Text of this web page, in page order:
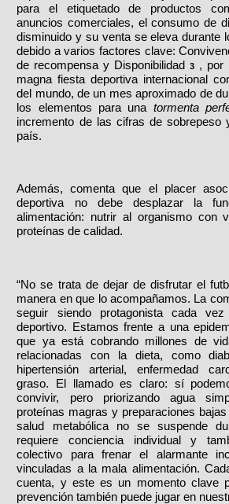
para el etiquetado de productos
anuncios comerciales, el consumo de
disminuido y su venta se eleva durante
debido a varios factores clave:
de recompensa y Disponibilidad3 , por
magna fiesta deportiva internacional
del mundo, de un mes aproximado de
los elementos para una tormenta
incremento de las cifras de sobrepeso
país.
Además, comenta que el placer
deportiva no debe desplazar la
alimentación: nutrir al organismo con
proteínas de calidad.
“No se trata de dejar de disfrutar el
manera en que lo acompañamos. La
seguir siendo protagonista cada
deportivo. Estamos frente a una
que ya está cobrando millones de
relacionadas con la dieta, como
hipertensión arterial, enfermedad
graso. El llamado es claro: sí
convivir, pero priorizando agua
proteínas magras y preparaciones
salud metabólica no se suspende
requiere conciencia individual y
colectivo para frenar el alarmante
vinculadas a la mala alimentación.
cuenta, y este es un momento clave
prevención también puede jugar en